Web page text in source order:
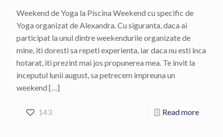
Weekend de Yoga la Piscina Weekend cu specific de
Yoga organizat de Alexandra. Cu siguranta, daca ai
participat la unul dintre weekendurile organizate de
mine, iti doresti sa repeti experienta, iar daca nu esti inca
hotarat, iti prezint mai jos propunerea mea. Te invit la
inceputul lunii august, sa petrecem impreuna un
weekend […]
143 Read more